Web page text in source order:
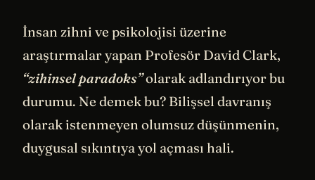
İnsan zihni ve psikolojisi üzerine
araştırmalar yapan Profesör David Clark,
“zihinsel paradoks”olarak adlandırıyor bu
durumu. Ne demek bu? Bilişsel davranış
olarak istenmeyen olumsuz düşünmenin,
duygusal sıkıntıya yol açması hali.